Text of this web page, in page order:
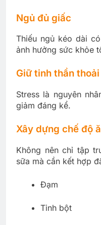
Ngủ đủ giấc
Thiếu ngủ kéo dài
ảnh hưởng sức khỏe
Giữ tinh thần
Stress là nguyên
giảm đáng kể.
Xây dựng chế độ
Không nên chỉ tập
sữa mà cần kết hợp
Đạm
Tinh bột